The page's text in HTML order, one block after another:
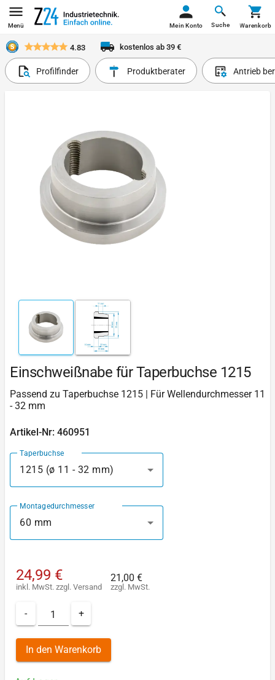
Menü Suche
Mein Konto Warenkorb
4.83 kostenlos ab 39 €
Profilfinder Produktberater Antrieb
Einschweißnabe für Taperbuchse 1215
Passend zu Taperbuchse 1215 | Für Wellendurchmesser 11
- 32 mm
Artikel-Nr: 460951
Taperbuchse
1215 (ø 11 - 32 mm)
Montagedurchmesser
60 mm
24,99 €
inkl. MwSt. zzgl. Versand
21,00 €
zzgl. MwSt.
- +
In den Warenkorb